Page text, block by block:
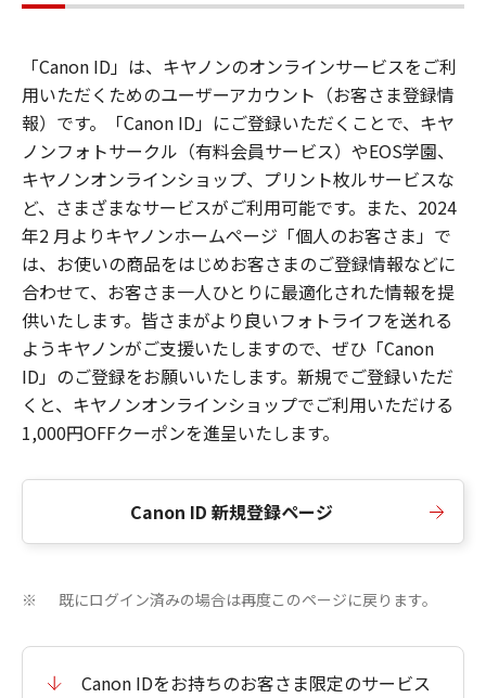
「Canon ID」は、キヤノンのオンラインサービスをご利
用いただくためのユーザーアカウント（お客さま登録情
報）です。「Canon ID」にご登録いただくことで、キヤ
ノンフォトサークル（有料会員サービス）やEOS学園、
キヤノンオンラインショップ、プリント枚ルサービスな
ど、さまざまなサービスがご利用可能です。また、2024
年2 月よりキヤノンホームページ「個人のお客さま」で
は、お使いの商品をはじめお客さまのご登録情報などに
合わせて、お客さま一人ひとりに最適化された情報を提
供いたします。皆さまがより良いフォトライフを送れる
ようキヤノンがご支援いたしますので、ぜひ「Canon
ID」のご登録をお願いいたします。新規でご登録いただ
くと、キヤノンオンラインショップでご利用いただける
1,000円OFFクーポンを進呈いたします。
Canon ID 新規登録ページ
※ 既にログイン済みの場合は再度このページに戻ります。
Canon IDをお持ちのお客さま限定のサービス